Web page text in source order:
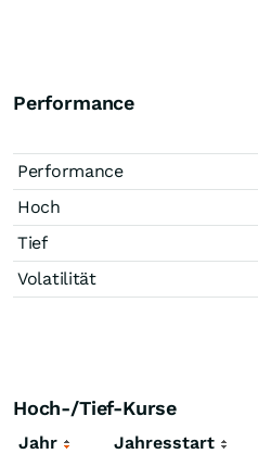
Performance
Performance
Hoch
Tief
Volatilität
Hoch-/Tief-Kurse
Jahr Jahresstart